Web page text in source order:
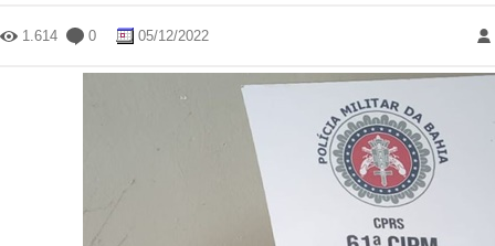
1.614 0 05/12/2022